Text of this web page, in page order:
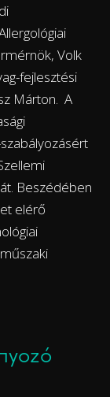
Volk
fejlesztési
Márton. A
Beszédében
elérő